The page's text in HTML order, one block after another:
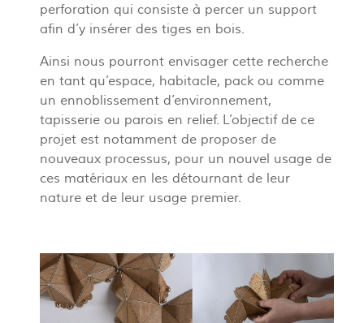
perforation qui consiste à percer un support
afin d’y insérer des tiges en bois.
Ainsi nous pourront envisager cette recherche
en tant qu’espace, habitacle, pack ou comme
un ennoblissement d’environnement,
tapisserie ou parois en relief. L’objectif de ce
projet est notamment de proposer de
nouveaux processus, pour un nouvel usage de
ces matériaux en les détournant de leur
nature et de leur usage premier.